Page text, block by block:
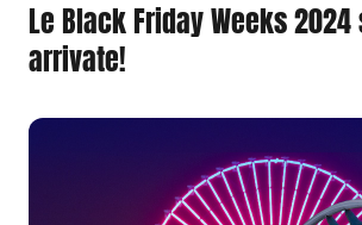
Le Black Friday Weeks 2024
arrivate!